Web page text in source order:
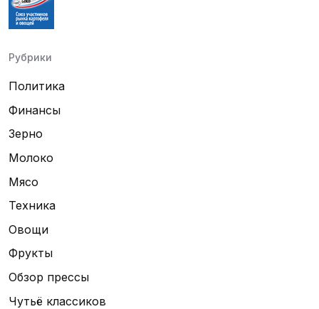
Рубрики
Политика
Финансы
Зерно
Молоко
Мясо
Техника
Овощи
Фрукты
Обзор прессы
Чутьё классиков